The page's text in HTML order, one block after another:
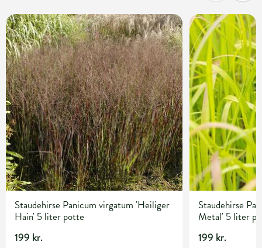
Staudehirse Panicum virgatum 'Heiliger
Hain' 5 liter potte
199 kr.
Staudehirse
Metal' 5 liter
199 kr.